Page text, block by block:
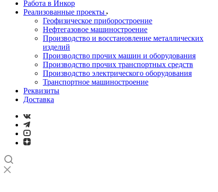
Работа в Инкор
Реализованные проекты
Геофизическое приборостроение
Нефтегазовое машиностроение
Производство и восстановление металлических
изделий
Производство прочих машин и оборудования
Производство прочих транспортных средств
Производство электрического оборудования
Транспортное машиностроение
Реквизиты
Доставка